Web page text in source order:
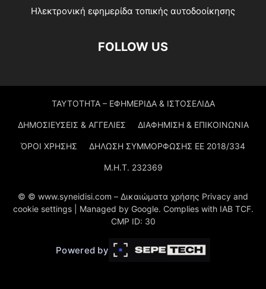
Ηλεκτρονική εφημερίδα τοπικής αυτοδοοίκησης
FOLLOW US
ΤΑΥΤΟΤΗΤΑ – ΕΦΗΜΕΡΙΔΑ & ΙΣΤΟΣΕΛΙΔΑ
ΔΗΜΟΣΙΕΥΣΕΙΣ & ΑΓΓΕΛΙΕΣ ΔΙΑΦΗΜΙΣΗ & ΕΠΙΚΟΙΝΩΝΙΑ
ΌΡΟΙ ΧΡΗΣΗΣ ΔΗΛΩΣΗ ΣΥΜΜΟΡΦΩΣΗΣ ΕΕ 2018/334
Μ.Η.Τ. 232369
© © www.syneidisi.com – Δικαιώματα χρήσης Privacy and
cookie settings | Managed by Google. Complies with IAB TCF.
CMP ID: 30
Powered by